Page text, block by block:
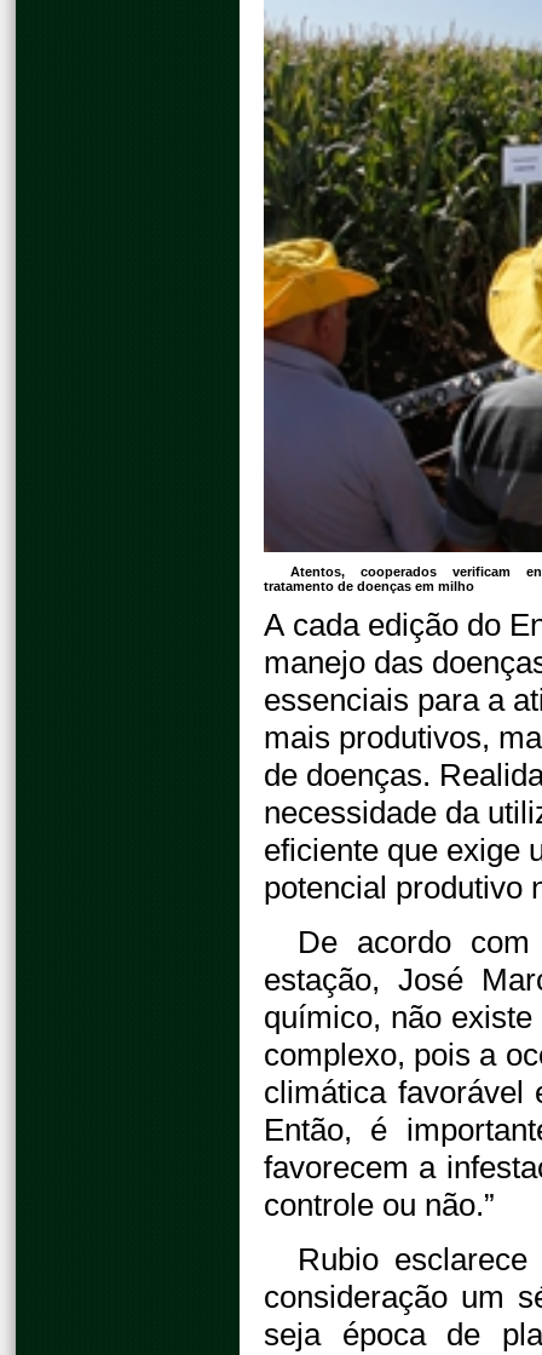
Atentos, cooperados verificam
tratamento de doenças em milho
A cada edição do
manejo das
essenciais para a
mais produtivos,
de doenças.
necessidade da
eficiente que exige
potencial produtivo
De acordo
estação, José
químico, não
complexo, pois a
climática favorável
Então, é
favorecem a
controle ou não.”
Rubio
consideração um
seja época de